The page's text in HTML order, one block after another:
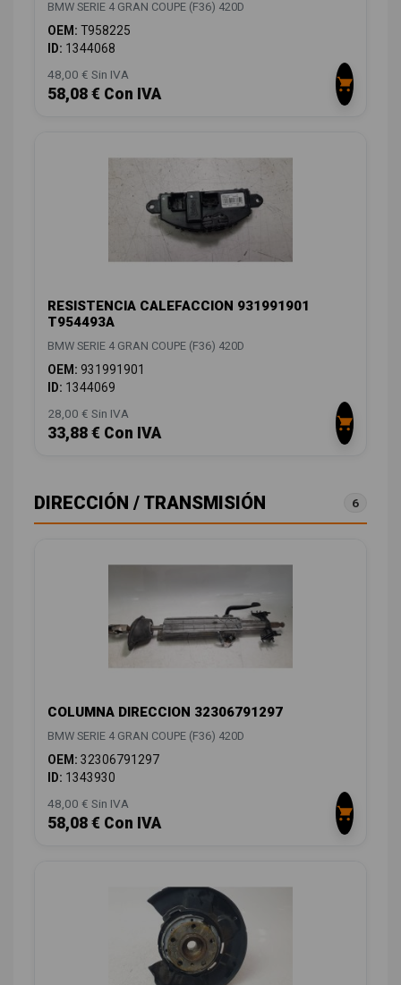
BMW SERIE 4 GRAN COUPE (F36) 420D
OEM: T958225
ID: 1344068
48,00 € Sin IVA
58,08 € Con IVA
RESISTENCIA CALEFACCION 931991901
T954493A
BMW SERIE 4 GRAN COUPE (F36) 420D
OEM: 931991901
ID: 1344069
28,00 € Sin IVA
33,88 € Con IVA
DIRECCIÓN / TRANSMISIÓN 6
COLUMNA DIRECCION 32306791297
BMW SERIE 4 GRAN COUPE (F36) 420D
OEM: 32306791297
ID: 1343930
48,00 € Sin IVA
58,08 € Con IVA